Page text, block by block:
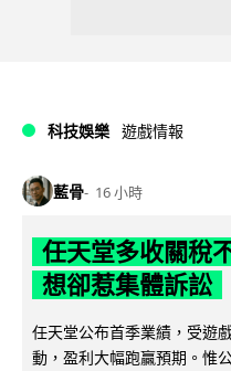
科技娛樂 遊戲情報
藍骨 16 小時
任天堂多收關稅
想卻惹集體訴訟
任天堂公布首季業績，受遊
動，盈利大幅跑贏預期。惟